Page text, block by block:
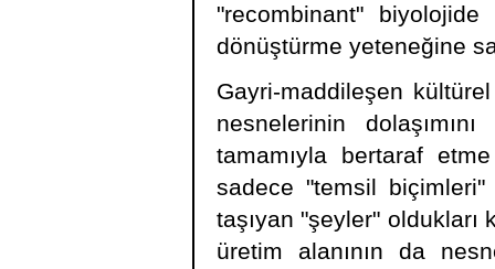
"recombinant"
dönüştürme yeteneğine
Gayri-maddileşen
nesnelerinin
tamamıyla bertaraf
sadece "temsil biçimleri"
taşıyan "şeyler"
üretim alanının da